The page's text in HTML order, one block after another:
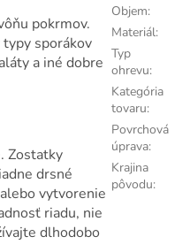
pokrmov.
sporákov
a iné dobre
Zostatky
drsné
vytvorenie
riadu, nie
dlhodobo
Objem:
Materiál:
Typ
ohrevu:
Kategória
tovaru:
Povrchová
úprava:
Krajina
pôvodu: